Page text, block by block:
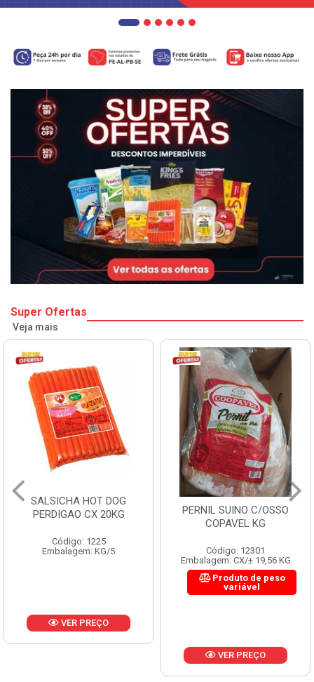
Super Ofertas
Veja mais
PERNIL SUINO C/OSSO
Código: 12301
HAMBURGUER BOVINO
PERDIGAO CX 2,016KG
Embalagem: CX/1